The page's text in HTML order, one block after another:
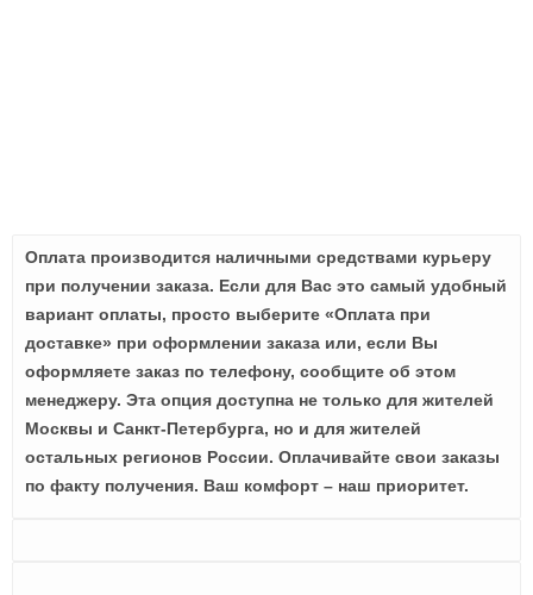
Оплата производится наличными средствами курьеру
при получении заказа. Если для Вас это самый удобный
вариант оплаты, просто выберите «Оплата при
доставке» при оформлении заказа или, если Вы
оформляете заказ по телефону, сообщите об этом
менеджеру. Эта опция доступна не только для жителей
Москвы и Санкт-Петербурга, но и для жителей
остальных регионов России. Оплачивайте свои заказы
по факту получения. Ваш комфорт – наш приоритет.